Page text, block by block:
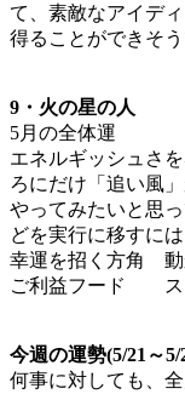
て、素敵なアイデ
得ることができそう
9・火の星の人
5月の全体運
エネルギッシュさ
ろにだけ「追い風
やってみたいと思
どを実行に移すに
幸運を招く方角 動
ご利益フード ス
今週の運勢(5/21～5/
何事に対しても、